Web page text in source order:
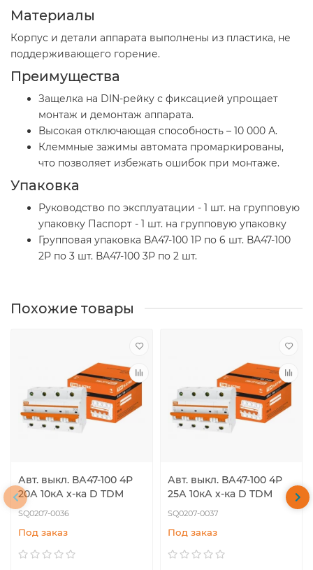
Материалы
Корпус и детали аппарата выполнены из пластика, не
поддерживающего горение.
Преимущества
Защелка на DIN-рейку с фиксацией упрощает
монтаж и демонтаж аппарата.
Высокая отключающая способность – 10 000 А.
Клеммные зажимы автомата промаркированы,
что позволяет избежать ошибок при монтаже.
Упаковка
Руководство по эксплуатации - 1 шт. на групповую
упаковку Паспорт - 1 шт. на групповую упаковку
Групповая упаковка ВА47-100 1Р по 6 шт. ВА47-100
2Р по 3 шт. ВА47-100 3Р по 2 шт.
Похожие товары
Авт. выкл. ВА47-100 4Р
20А 10кА х-ка D TDM
SQ0207-0036
Под заказ
Авт. выкл. ВА47-100 4Р
25А 10кА х-ка D TDM
SQ0207-0037
Под заказ